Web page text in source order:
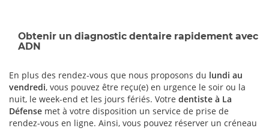
Obtenir un diagnostic dentaire rapidement avec
ADN
En plus des rendez-vous que nous proposons du lundi au
vendredi, vous pouvez être reçu(e) en urgence le soir ou la
nuit, le week-end et les jours fériés. Votre dentiste à La
Défense met à votre disposition un service de prise de
rendez-vous en ligne. Ainsi, vous pouvez réserver un créneau